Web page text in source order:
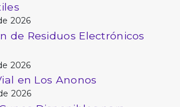
2026
de Residuos Electrónicos
2026
en Los Anonos
2026